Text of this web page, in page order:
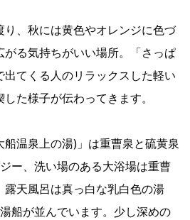
り、秋には黄色やオレンジに色づ
る気持ちがいい場所。「さっぱ
出てくる人のリラックスした軽い
た様子が伝わってきます。
温泉上の湯)」は重曹泉と硫黄泉
ー、洗い場のある大浴場は重曹
天風呂は真っ白な乳白色の湯
船が並んでいます。少し深めの